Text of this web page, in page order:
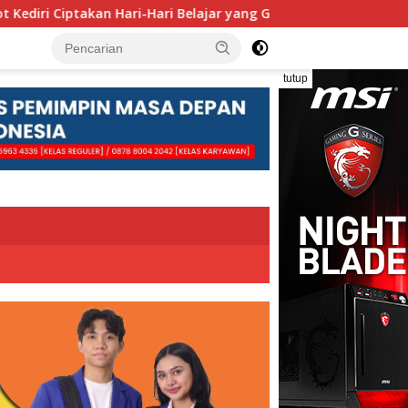
Hari Belajar yang Gembira Pengolahan Sampah
tutup